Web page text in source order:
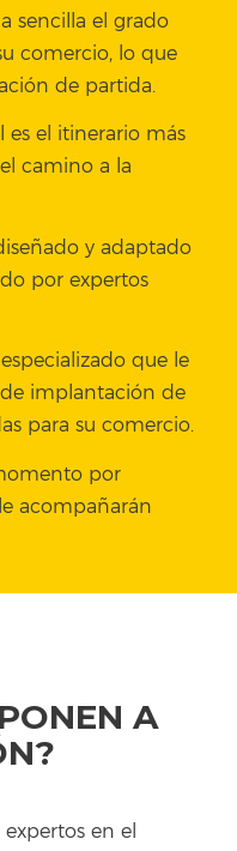
sencilla el grado
comercio, lo que
de partida.
es el itinerario más
camino a la
y adaptado
por expertos
que le
implantación de
para su comercio.
por
acompañarán
A
en el